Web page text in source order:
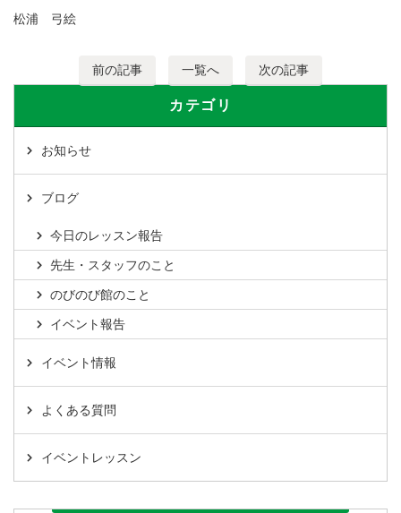
松浦 弓絵
前の記事 一覧へ 次の記事
カテゴリ
お知らせ
ブログ
今日のレッスン報告
先生・スタッフのこと
のびのび館のこと
イベント報告
イベント情報
よくある質問
イベントレッスン